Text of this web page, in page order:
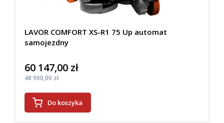
LAVOR COMFORT XS-R1 75 Up automat
samojezdny
Cena
60 147,00 zł
Cena
48 900,00 zł
Do koszyka